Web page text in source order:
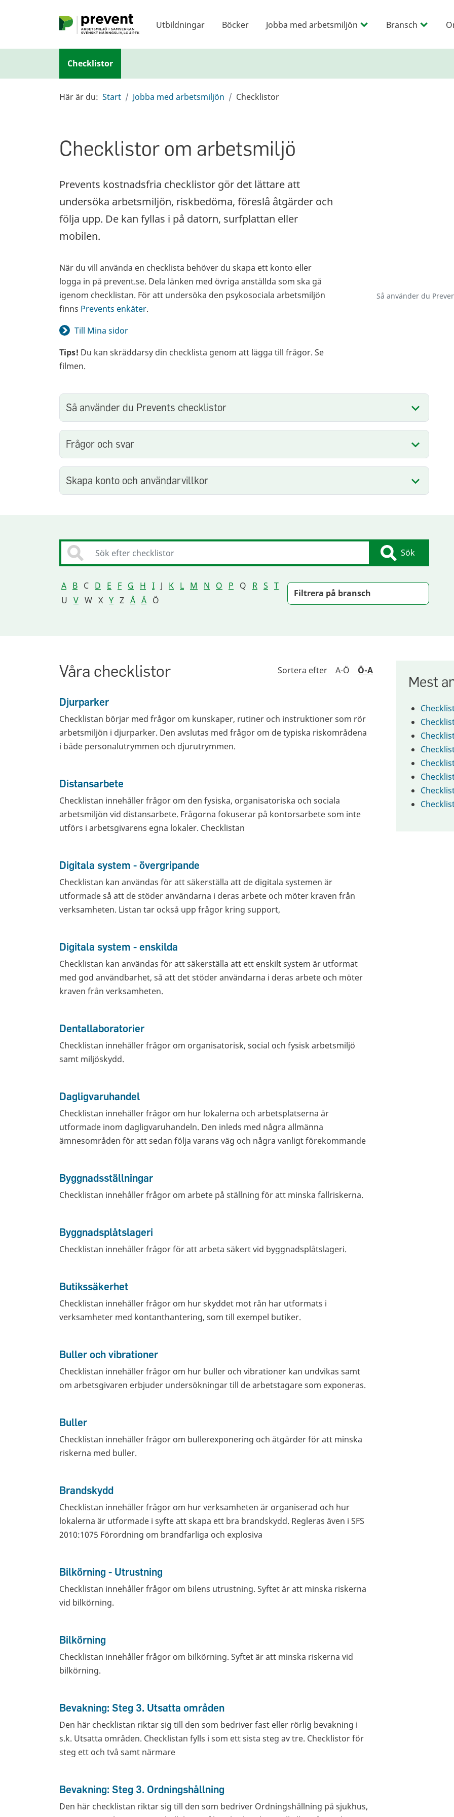
Hoppa till huvudinnehållet
Utbildningar Böcker Jobba med arbetsmiljön Bransch
Checklistor
Här är du: Start Jobba med arbetsmiljön Checklistor
Checklistor om arbetsmiljö
Prevents kostnadsfria checklistor gör det lättare att
undersöka arbetsmiljön, riskbedöma, föreslå åtgärder och
följa upp. De kan fyllas i på datorn, surfplattan eller
mobilen.
När du vill använda en checklista behöver du skapa ett konto eller
logga in på prevent.se. Dela länken med övriga anställda som ska gå
igenom checklistan. För att undersöka den psykosociala arbetsmiljön
finns Prevents enkäter.
Till Mina sidor
Tips! Du kan skräddarsy din checklista genom att lägga till frågor. Se
filmen.
Så använder du
Så använder du Prevents checklistor
Frågor och svar
Skapa konto och användarvillkor
Sök Sök
A B C D E F G H I J K L M N O P Q R S T
U V W X Y Z Å Ä Ö
Filtrera på bransch
Våra checklistor Sortera efter A-Ö Ö-A
Djurparker
Checklistan börjar med frågor om kunskaper, rutiner och instruktioner som rör
arbetsmiljön i djurparker. Den avslutas med frågor om de typiska riskområdena
i både personalutrymmen och djurutrymmen.
Distansarbete
Checklistan innehåller frågor om den fysiska, organisatoriska och sociala
arbetsmiljön vid distansarbete. Frågorna fokuserar på kontorsarbete som inte
utförs i arbetsgivarens egna lokaler. Checklistan
Digitala system - övergripande
Checklistan kan användas för att säkerställa att de digitala systemen är
utformade så att de stöder användarna i deras arbete och möter kraven från
verksamheten. Listan tar också upp frågor kring support,
Digitala system - enskilda
Checklistan kan användas för att säkerställa att ett enskilt system är utformat
med god användbarhet, så att det stöder användarna i deras arbete och möter
kraven från verksamheten.
Dentallaboratorier
Checklistan innehåller frågor om organisatorisk, social och fysisk arbetsmiljö
samt miljöskydd.
Dagligvaruhandel
Checklistan innehåller frågor om hur lokalerna och arbetsplatserna är
utformade inom dagligvaruhandeln. Den inleds med några allmänna
ämnesområden för att sedan följa varans väg och några vanligt förekommande
Byggnadsställningar
Checklistan innehåller frågor om arbete på ställning för att minska fallriskerna.
Byggnadsplåtslageri
Checklistan innehåller frågor för att arbeta säkert vid byggnadsplåtslageri.
Butikssäkerhet
Checklistan innehåller frågor om hur skyddet mot rån har utformats i
verksamheter med kontanthantering, som till exempel butiker.
Buller och vibrationer
Checklistan innehåller frågor om hur buller och vibrationer kan undvikas samt
om arbetsgivaren erbjuder undersökningar till de arbetstagare som exponeras.
Buller
Checklistan innehåller frågor om bullerexponering och åtgärder för att minska
riskerna med buller.
Brandskydd
Checklistan innehåller frågor om hur verksamheten är organiserad och hur
lokalerna är utformade i syfte att skapa ett bra brandskydd. Regleras även i SFS
2010:1075 Förordning om brandfarliga och explosiva
Bilkörning - Utrustning
Checklistan innehåller frågor om bilens utrustning. Syftet är att minska riskerna
vid bilkörning.
Bilkörning
Checklistan innehåller frågor om bilkörning. Syftet är att minska riskerna vid
bilkörning.
Bevakning: Steg 3. Utsatta områden
Den här checklistan riktar sig till den som bedriver fast eller rörlig bevakning i
s.k. Utsatta områden. Checklistan fylls i som ett sista steg av tre. Checklistor för
steg ett och två samt närmare
Bevakning: Steg 3. Ordningshållning
Den här checklistan riktar sig till den som bedriver Ordningshållning på sjukhus,
Mest